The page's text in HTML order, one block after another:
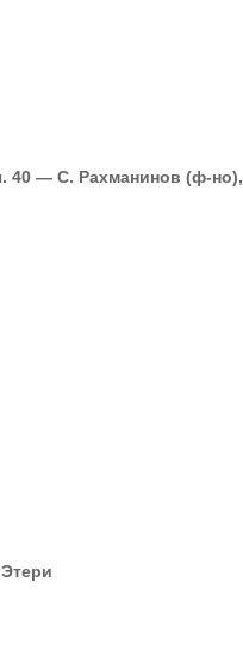
40 — С. Рахманинов (ф-но),